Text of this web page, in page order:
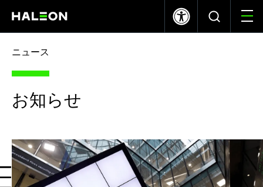
について
ブランド
私たちの貢献
採用情報
ニュース
お知らせ